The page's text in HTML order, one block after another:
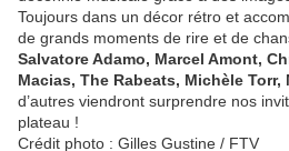
Toujours dans un décor rétro et
de grands moments de rire et de
Salvatore Adamo, Marcel Amont,
Macias, The Rabeats, Michèle Torr,
d’autres viendront surprendre nos
plateau !
Crédit photo : Gilles Gustine / FTV